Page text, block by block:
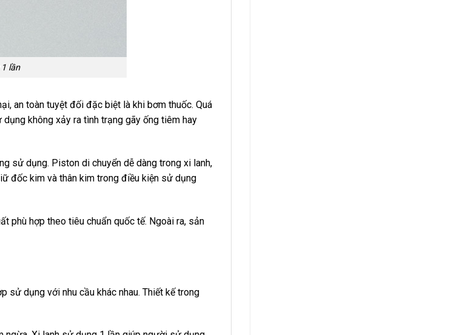
lần
an toàn tuyệt đối đặc biệt là khi bơm thuốc. Quá
không xảy ra tình trạng gãy ống tiêm hay
sử dụng. Piston di chuyển dễ dàng trong xi lanh,
đốc kim và thân kim trong điều kiện sử dụng
phù hợp theo tiêu chuẩn quốc tế. Ngoài ra, sản
sử dụng với nhu cầu khác nhau. Thiết kế trong